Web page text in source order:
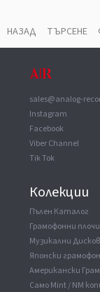
НАЗАД ТЪРСЕНЕ
sales@analog-
Instagram
Facebook
Viber Channel
Tik Tok
Колекции
Пълен Каталог
Грамофонни
Музикални
Японски
Американски
Само Mint / NM